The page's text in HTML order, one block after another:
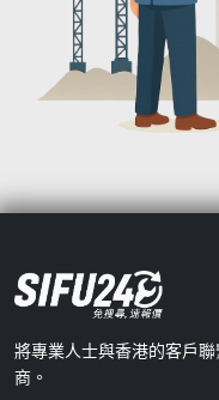
將專業人士與香港的客戶
商。